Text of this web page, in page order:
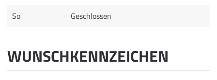
So
Geschlossen
WUNSCHKENNZEICHEN